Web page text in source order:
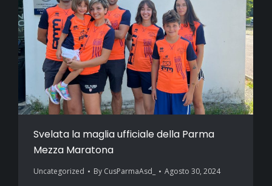
Svelata la maglia ufficiale della Parma
Mezza Maratona
Uncategorized By CusParmaAsd_ Agosto 30, 2024